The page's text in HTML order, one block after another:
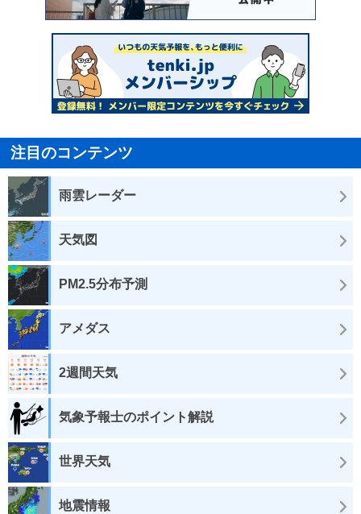
注目のコンテンツ
雨雲レーダー
天気図
PM2.5分布予測
アメダス
2週間天気
気象予報士のポイント解説
世界天気
地震情報